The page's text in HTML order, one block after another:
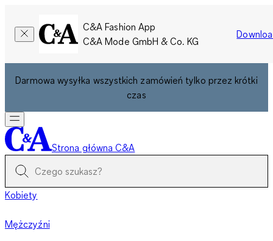
C&A Fashion App
C&A Mode GmbH & Co. KG
Darmowa wysyłka wszystkich zamówień tylko przez krótki
czas
Strona główna C&A
Kobiety
Mężczyźni